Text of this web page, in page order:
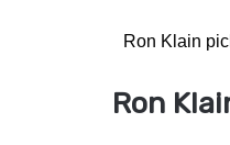
Ron Klain